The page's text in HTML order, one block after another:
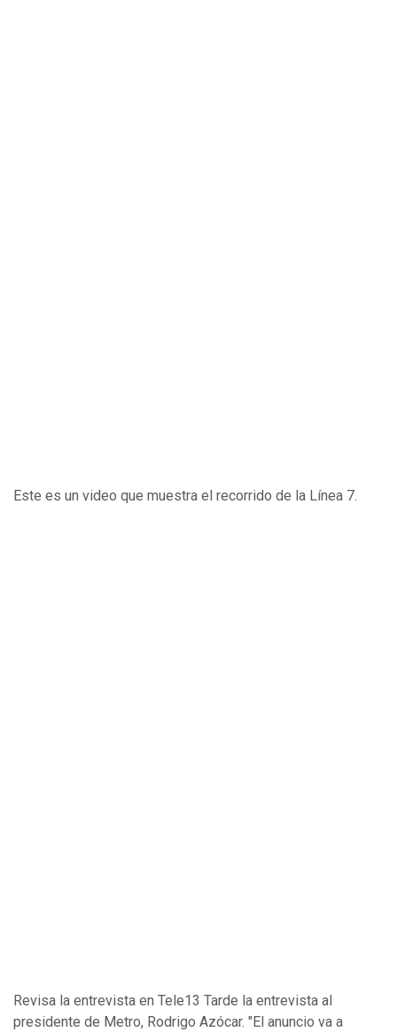
Este es un video que muestra el recorrido de la Línea 7.
Revisa la entrevista en Tele13 Tarde la entrevista al
presidente de Metro, Rodrigo Azócar. "El anuncio va a